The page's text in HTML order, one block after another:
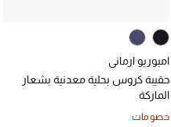
امبوريو ارماني
حقيبة كروس بحلية معدنية بشعار
الماركة
خصومات